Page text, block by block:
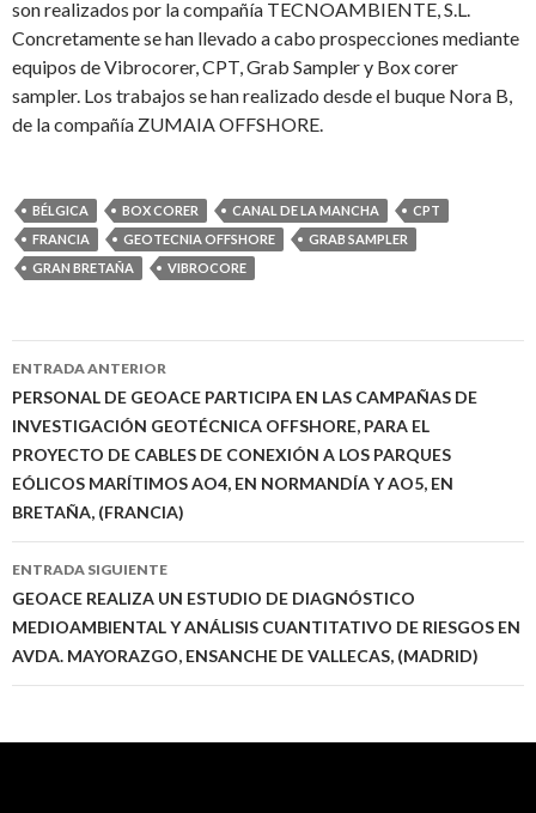
son realizados por la compañía TECNOAMBIENTE, S.L.
Concretamente se han llevado a cabo prospecciones mediante
equipos de Vibrocorer, CPT, Grab Sampler y Box corer
sampler. Los trabajos se han realizado desde el buque Nora B,
de la compañía ZUMAIA OFFSHORE.
BÉLGICA BOX CORER CANAL DE LA MANCHA
CPT
FRANCIA
GEOTECNIA OFFSHORE
GRAB SAMPLER
GRAN BRETAÑA
VIBROCORE
Ir
a
la
entrada
ENTRADA ANTERIOR
PERSONAL DE GEOACE PARTICIPA EN LAS CAMPAÑAS DE
INVESTIGACIÓN GEOTÉCNICA OFFSHORE, PARA EL
PROYECTO DE CABLES DE CONEXIÓN A LOS PARQUES
EÓLICOS MARÍTIMOS AO4, EN NORMANDÍA Y AO5, EN
BRETAÑA, (FRANCIA)
ENTRADA SIGUIENTE
GEOACE REALIZA UN ESTUDIO DE DIAGNÓSTICO
MEDIOAMBIENTAL Y ANÁLISIS CUANTITATIVO DE RIESGOS EN
AVDA. MAYORAZGO, ENSANCHE DE VALLECAS, (MADRID)